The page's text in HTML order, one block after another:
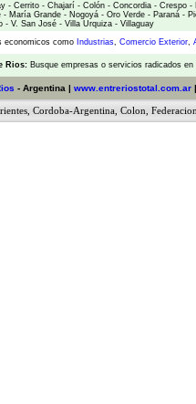
- Cerrito - Chajarí - Colón - Concordia - Crespo -
- María Grande - Nogoyá - Oro Verde - Paraná -
- V. San José - Villa Urquiza - Villaguay
economicos como Industrias, Comercio Exterior,
Rios: Busque empresas o servicios radicados
- Argentina | www.entreriostotal.com.ar
Cordoba-Argentina Colon